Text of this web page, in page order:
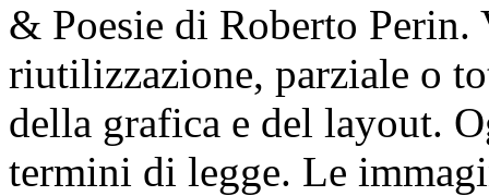
& Poesie di Roberto
riutilizzazione, parziale o
della grafica e del layout.
termini di legge. Le